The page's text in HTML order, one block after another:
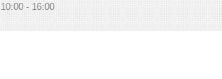
10:00 16:00